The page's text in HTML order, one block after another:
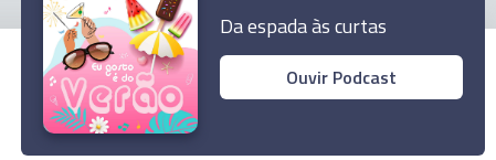
© 2026 Empresa Diário de Notícias, Lda.
Da espada às curtas
Ouvir Podcast